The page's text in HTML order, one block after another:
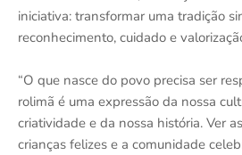
iniciativa: transformar uma tradição
reconhecimento, cuidado e
“O que nasce do povo precisa ser
rolimã é uma expressão da nossa
criatividade e da nossa história. Ver
crianças felizes e a comunidade